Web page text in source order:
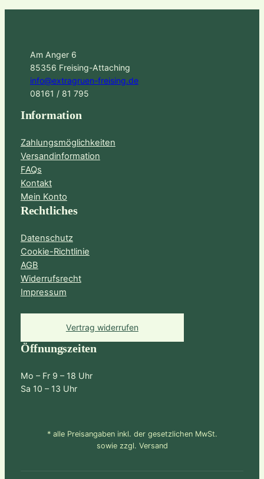
Am Anger 6
85356 Freising-Attaching
info@extragruen-freising.de
08161 / 81 795
Information
Zahlungsmöglichkeiten
Versandinformation
FAQs
Kontakt
Mein Konto
Rechtliches
Datenschutz
Cookie-Richtlinie
AGB
Widerrufsrecht
Impressum
Vertrag widerrufen
Öffnungszeiten
Mo – Fr 9 – 18 Uhr
Sa 10 – 13 Uhr
* alle Preisangaben inkl. der gesetzlichen MwSt.
sowie zzgl. Versand